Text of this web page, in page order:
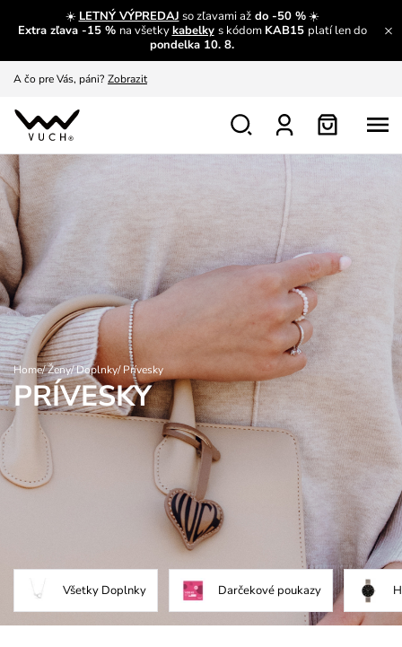
☀️ LETNÝ VÝPREDAJ so zľavami aždo -50 %☀️
Extra zľava -15 % na všetkykabelky s kódom KAB15 platí len do
pondelka 10. 8.
Prečítať viac
A čo pre Vás, páni? Zobrazit
S čím chybu neurobíš?
Nech sa inšpirovať Zobraziť
Výmena a vrátenie zadarmo
Home/Ženy/Doplnky/Prívesky
PRÍVESKY
Všetky Doplnky Darčekové poukazy